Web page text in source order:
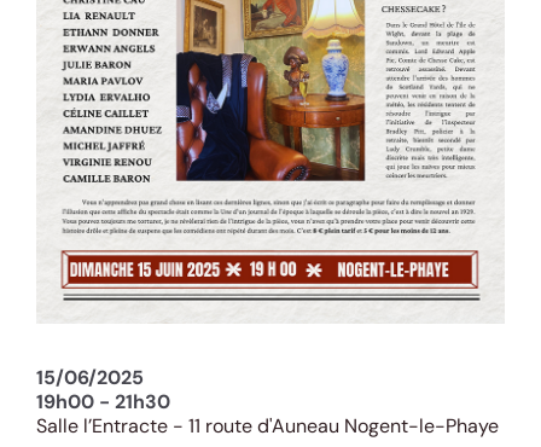
15/06/2025
19h00 - 21h30
Salle l’Entracte - 11 route d'Auneau Nogent-le-Phaye